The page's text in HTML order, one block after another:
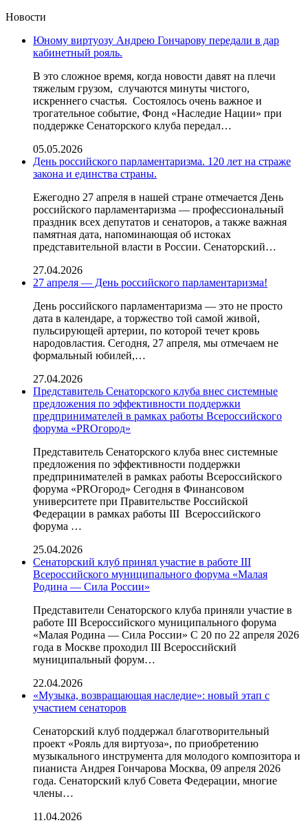
Новости
Юному виртуозу Андрею Гончарову передали в дар
кабинетный рояль.
В это сложное время, когда новости давят на плечи
тяжелым грузом, случаются минуты чистого,
искреннего счастья. Состоялось очень важное и
трогательное событие, Фонд «Наследие Нации» при
поддержке Сенаторского клуба передал…
05.05.2026
День российского парламентаризма. 120 лет на страже
закона и единства страны.
Ежегодно 27 апреля в нашей стране отмечается День
российского парламентаризма — профессиональный
праздник всех депутатов и сенаторов, а также важная
памятная дата, напоминающая об истоках
представительной власти в России. Сенаторский…
27.04.2026
27 апреля — День российского парламентаризма!
День российского парламентаризма — это не просто
дата в календаре, а торжество той самой живой,
пульсирующей артерии, по которой течет кровь
народовластия. Сегодня, 27 апреля, мы отмечаем не
формальный юбилей,…
27.04.2026
Представитель Сенаторского клуба внес системные
предложения по эффективности поддержки
предпринимателей в рамках работы Всероссийского
форума «PROгород»
Представитель Сенаторского клуба внес системные
предложения по эффективности поддержки
предпринимателей в рамках работы Всероссийского
форума «PROгород» Сегодня в Финансовом
университете при Правительстве Российской
Федерации в рамках работы III Всероссийского
форума …
25.04.2026
Сенаторский клуб принял участие в работе III
Всероссийского муниципального форума «Малая
Родина — Сила России»
Представители Сенаторского клуба приняли участие в
работе III Всероссийского муниципального форума
«Малая Родина — Сила России» С 20 по 22 апреля 2026
года в Москве проходил III Всероссийский
муниципальный форум…
22.04.2026
«Музыка, возвращающая наследие»: новый этап с
участием сенаторов
Сенаторский клуб поддержал благотворительный
проект «Рояль для виртуоза», по приобретению
музыкального инструмента для молодого композитора и
пианиста Андрея Гончарова Москва, 09 апреля 2026
года. Сенаторский клуб Совета Федерации, многие
члены…
11.04.2026